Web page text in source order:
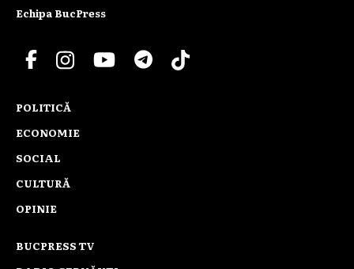
Echipa BucPress
POLITICĂ
ECONOMIE
SOCIAL
CULTURĂ
OPINIE
BUCPRESS TV